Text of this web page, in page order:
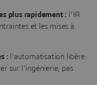
plus rapidement : l'IA
et les mises à
:l'automatisation libère
sur l'ingénierie, pas